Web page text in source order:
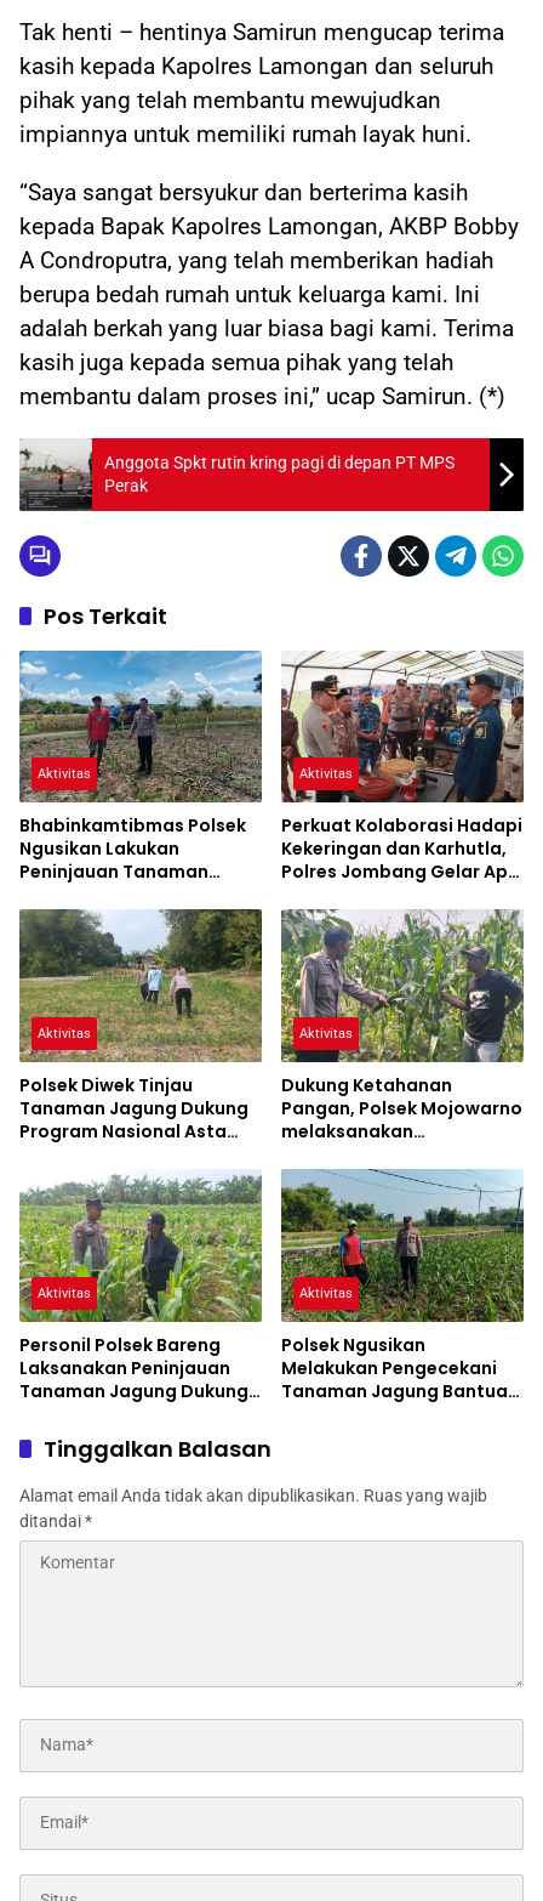
Tak henti – hentinya Samirun mengucap terima
kasih kepada Kapolres Lamongan dan seluruh
pihak yang telah membantu mewujudkan
impiannya untuk memiliki rumah layak huni.
“Saya sangat bersyukur dan berterima kasih
kepada Bapak Kapolres Lamongan, AKBP Bobby
A Condroputra, yang telah memberikan hadiah
berupa bedah rumah untuk keluarga kami. Ini
adalah berkah yang luar biasa bagi kami. Terima
kasih juga kepada semua pihak yang telah
membantu dalam proses ini,” ucap Samirun. (*)
Anggota Spkt rutin kring pagi di depan PT MPS
Perak
Pos Terkait
Aktivitas
Bhabinkamtibmas Polsek
Ngusikan Lakukan
Peninjauan Tanaman
Mendukung Ketahanan
Pangan
Aktivitas
Perkuat Kolaborasi Hadapi
Kekeringan dan Karhutla,
Polres Jombang Gelar Apel
Aktivitas
Polsek Diwek Tinjau
Tanaman Jagung Dukung
Program Nasional Asta
Aktivitas
Dukung Ketahanan
Pangan, Polsek Mojowarno
melaksanakan
Jagung
Aktivitas
Personil Polsek Bareng
Laksanakan Peninjauan
Tanaman Jagung Dukung
Pangan
Aktivitas
Polsek Ngusikan
Melakukan Pengecekani
Tanaman Jagung Bantuan
Tinggalkan Balasan
Alamat email Anda tidak akan dipublikasikan. Ruas yang wajib
ditandai*